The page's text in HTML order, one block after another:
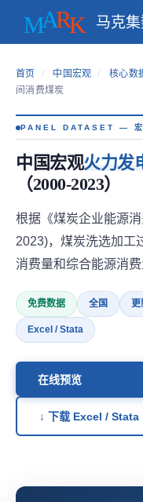
马克
首页 / 中国宏观 / 核心数
间消费煤炭
PANEL DATASET — 宏
中国宏观火力发
（2000-2023）
根据《煤炭企业能源
2023)，煤炭洗选加工
消费量和综合能源消
免费数据 全国 更
Excel / Stata
在线预览
↓ 下载 Excel / Stata